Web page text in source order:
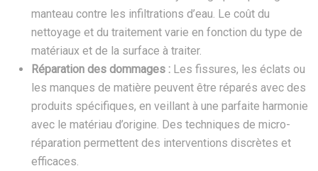
manteau contre les infiltrations d’eau. Le coût du
nettoyage et du traitement varie en fonction du type de
matériaux et de la surface à traiter.
Réparation des dommages : Les fissures, les éclats ou
les manques de matière peuvent être réparés avec des
produits spécifiques, en veillant à une parfaite harmonie
avec le matériau d’origine. Des techniques de micro-
réparation permettent des interventions discrètes et
efficaces.